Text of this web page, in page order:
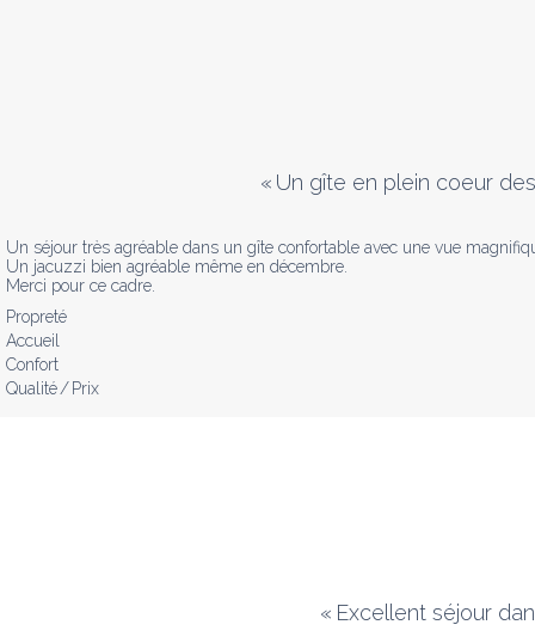
« Un gîte en plein coeur
Un séjour très agréable dans un gîte confortable avec une vue
Un jacuzzi bien agréable même en décembre.
Merci pour ce cadre.
Propreté
Accueil
Confort
Qualité / Prix
« Excellent séjour